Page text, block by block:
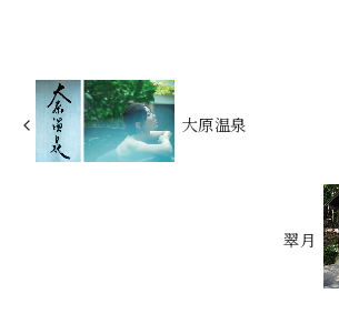
大原温泉
翠月